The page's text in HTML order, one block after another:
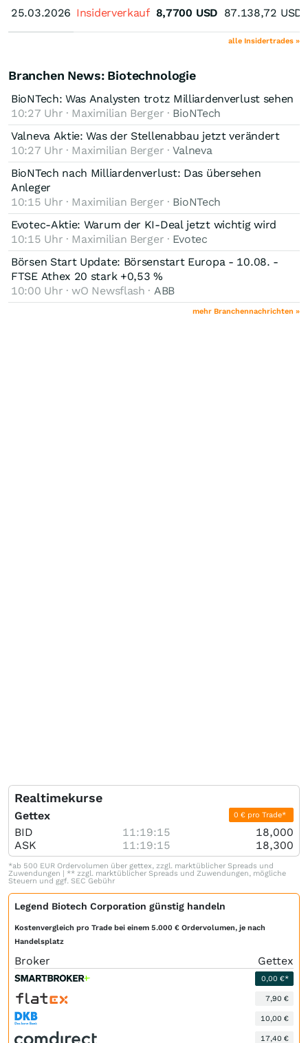
25.03.2026
25.03.2026 Insiderverkauf 8,7700 USD 87.138,72 USD
alle Insidertrades »
Branchen News: Biotechnologie
BioNTech: Was Analysten trotz Milliardenverlust sehen
10:27 Uhr · Maximilian Berger · BioNTech
Valneva Aktie: Was der Stellenabbau jetzt verändert
10:27 Uhr · Maximilian Berger ·Valneva
BioNTech nach Milliardenverlust: Das übersehen
Anleger
10:15 Uhr · Maximilian Berger · BioNTech
Evotec-Aktie: Warum der KI-Deal jetzt wichtig wird
10:15 Uhr · Maximilian Berger · Evotec
Börsen Start Update: Börsenstart Europa - 10.08. -
FTSE Athex 20 stark +0,53 %
10:00 Uhr · wO Newsflash · ABB
mehr Branchennachrichten »
Realtimekurse
Gettex 0 € pro Trade*
BID 11:19:15
18,000
ASK
11:19:15 18,300
*ab 500 EUR Ordervolumen über gettex, zzgl. marktüblicher Spreads und
Zuwendungen | ** zzgl. marktüblicher Spreads und Zuwendungen, mögliche
Steuern und ggf. SEC Gebühr
Legend Biotech Corporation günstig handeln
Kostenvergleich pro Trade bei einem 5.000 € Ordervolumen, je nach
Handelsplatz
Broker Gettex
0,00 €*
7,90 €
10,00 €
17,40 €